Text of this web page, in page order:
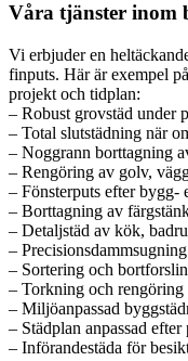
Våra tjänster inom
Vi erbjuder en
finputs. Här är exempel
projekt och tidplan:
– Robust grovstäd under
– Total slutstädning när
– Noggrann borttagning
– Rengöring av golv,
– Fönsterputs efter bygg-
– Borttagning av
– Detaljstäd av kök,
–
– Sortering och
– Torkning och
– Miljöanpassad
– Städplan anpassad
– Införandestäda för